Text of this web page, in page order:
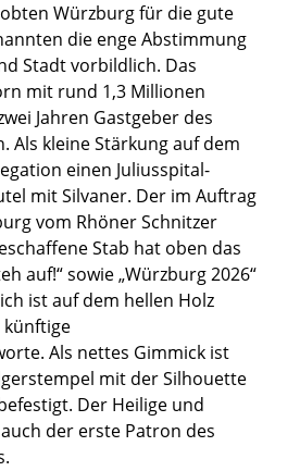
Würzburg für die gute
die enge Abstimmung
Stadt vorbildlich. Das
mit rund 1,3 Millionen
Jahren Gastgeber des
Als kleine Stärkung auf dem
einen Juliusspital-
mit Silvaner. Der im Auftrag
vom Rhöner Schnitzer
Stab hat oben das
auf!“ sowie „Würzburg 2026“
ist auf dem hellen Holz
künftige
Als nettes Gimmick ist
mit der Silhouette
Der Heilige und
der erste Patron des